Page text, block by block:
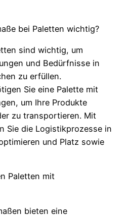
bei Paletten wichtig?
sind wichtig, um
und Bedürfnisse in
zu erfüllen.
Sie eine Palette mit
um Ihre Produkte
zu transportieren. Mit
Sie die Logistikprozesse in
und Platz sowie
Paletten mit
bieten eine